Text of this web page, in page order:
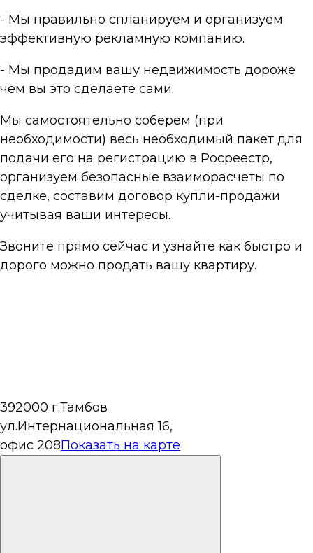
- Мы правильно спланируем и организуем
эффективную рекламную компанию.
- Мы продадим вашу недвижимость дороже
чем вы это сделаете сами.
Мы самостоятельно соберем (при
необходимости) весь необходимый пакет для
подачи его на регистрацию в Росреестр,
организуем безопасные взаиморасчеты по
сделке, составим договор купли-продажи
учитывая ваши интересы.
Звоните прямо сейчас и узнайте как быстро и
дорого можно продать вашу квартиру.
392000 г.Тамбов
ул.Интернациональная 16,
офис 208Показать на карте